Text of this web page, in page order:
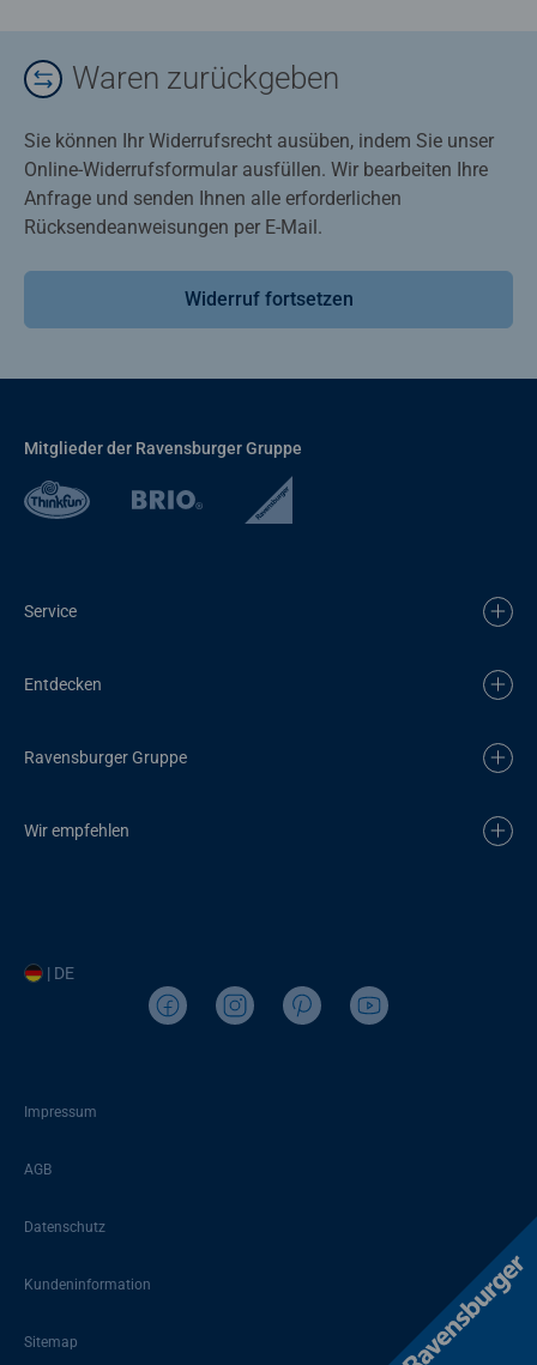
Waren zurückgeben
Sie können Ihr Widerrufsrecht ausüben, indem Sie unser
Online-Widerrufsformular ausfüllen. Wir bearbeiten Ihre
Anfrage und senden Ihnen alle erforderlichen
Rücksendeanweisungen per E-Mail.
Widerruf fortsetzen
Mitglieder der Ravensburger Gruppe
Service
Entdecken
Ravensburger Gruppe
Wir empfehlen
| DE
Impressum
AGB
Datenschutz
Kundeninformation
Sitemap